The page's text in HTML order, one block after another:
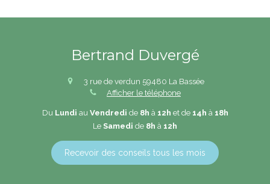
Bertrand Duvergé
3 rue de verdun 59480 La Bassée
Afficher le téléphone
Du Lundi au Vendredi de 8h à 12h et de 14h à 18h
Le Samedi de 8h à 12h
Recevoir des conseils tous les mois